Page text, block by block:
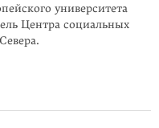
университета
Центра социальных